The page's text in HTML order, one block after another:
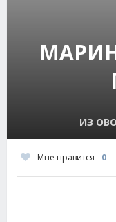
ИЗ
Мне нравится 0